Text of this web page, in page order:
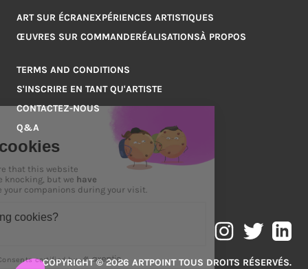
ART SUR ÉCRANEXPÉRIENCES ARTISTIQUES
ŒUVRES SUR COMMANDERÉALISATIONSÀ PROPOS
TERMS AND CONDITIONS
S'INSCRIRE EN TANT QU'ARTISTE
CONTACTEZ-NOUS
Q&A
COPYRIGHT © 2026 ARTPOINT TOUS DROITS RÉSERVÉS.